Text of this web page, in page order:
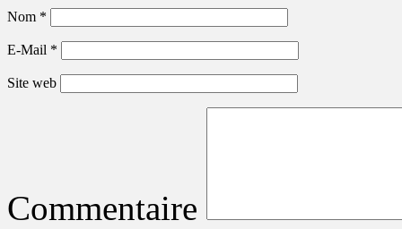
Nom *
E-Mail *
Site web
Commentaire